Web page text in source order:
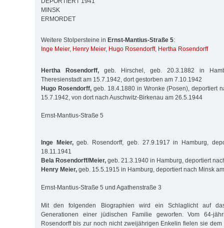
MINSK
ERMORDET
Weitere Stolpersteine in Ernst-Mantius-Straße 5:
Inge Meier, Henry Meier, Hugo Rosendorff, Hertha Rosendorff
Hertha Rosendorff, geb. Hirschel, geb. 20.3.1882 in
Theresienstadt am 15.7.1942, dort gestorben am 7.10.1942
Hugo Rosendorff,geb. 18.4.1880 in Wronke (Posen), deportiert
15.7.1942, von dort nach Auschwitz-Birkenau am 26.5.1944
Ernst-Mantius-Straße 5
Inge Meier,geb. Rosendorff, geb. 27.9.1917 in Hamburg,
18.11.1941
Bela Rosendorff/Meier, geb. 21.3.1940 in Hamburg, deportiert
Henry Meier, geb. 15.5.1915 in Hamburg, deportiert nach Minsk
Ernst-Mantius-Straße 5 und Agathenstraße 3
Mit den folgenden Biographien wird ein Schlaglicht auf
Generationen einer jüdischen Familie geworfen. Vom 64-
Rosendorff bis zur noch nicht zweijährigen Enkelin fielen sie